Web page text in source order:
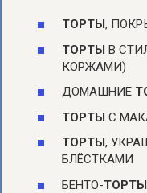
ТОРТЫ,
ТОРТЫ В
КОРЖАМИ)
ДОМАШНИЕ
ТОРТЫ С
ТОРТЫ,
БЛЁСТКАМИ
БЕНТО-ТОРТЫ